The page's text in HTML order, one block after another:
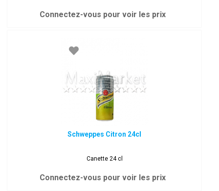
Connectez-vous pour voir les prix
Schweppes Citron 24cl
Canette 24 cl
Connectez-vous pour voir les prix